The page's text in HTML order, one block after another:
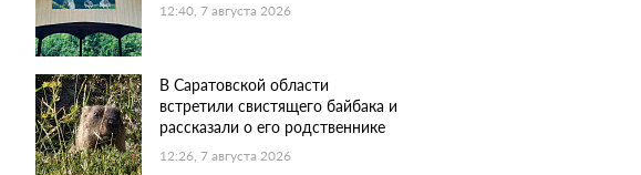
12:40, 7 августа 2026
В Саратовской области
встретили свистящего байбака и
рассказали о его родственнике
12:26, 7 августа 2026